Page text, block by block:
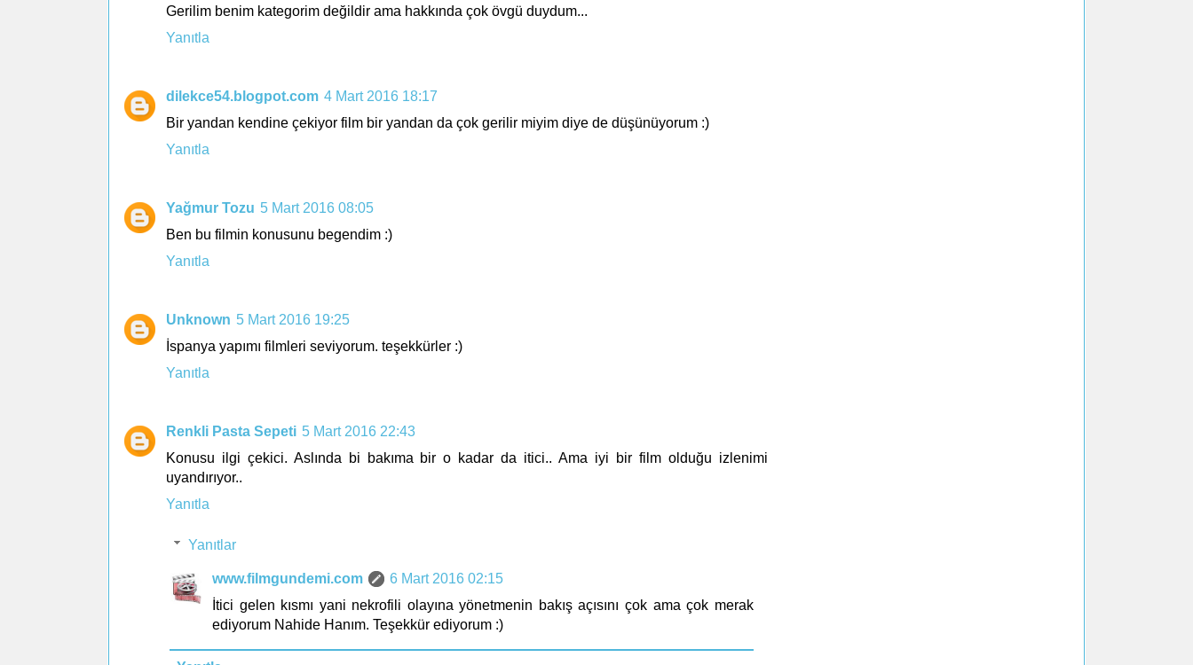
Gerilim benim kategorim değildir ama hakkında çok övgü duydum...
Yanıtla
dilekce54.blogpot.com 4 Mart 2016 18:17
Bir yandan kendine çekiyor film bir yandan da çok gerilir miyim diye de düşünüyorum :)
Yanıtla
Yağmur Tozu 5 Mart 2016 08:05
Ben bu filmin konusunu begendim :)
Yanıtla
Unknown 5 Mart 2016 19:25
İspanya yapımı filmleri seviyorum. teşekkürler :)
Yanıtla
Renkli Pasta Sepeti 5 Mart 2016 22:43
Konusu ilgi çekici. Aslında bi bakıma bir o kadar da itici.. Ama iyi bir film olduğu izlenimi
uyandırıyor..
Yanıtla
Yanıtlar
www.filmgundemi.com
6 Mart 2016 02:15
İtici gelen kısmı yani nekrofili olayına yönetmenin bakış açısını çok ama çok merak
ediyorum Nahide Hanım. Teşekkür ediyorum :)